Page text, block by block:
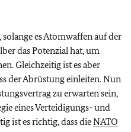
es Atomwaffen auf der
das Potenzial hat, um
Gleichzeitig ist es aber
der Abrüstung einleiten. Nun
zu erwarten sein,
eines Verteidigungs- und
ist es richtig, dass dieNATO